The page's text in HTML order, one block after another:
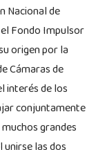
Nacional de
Fondo Impulsor
origen por la
Cámaras de
interés de los
conjuntamente
grandes